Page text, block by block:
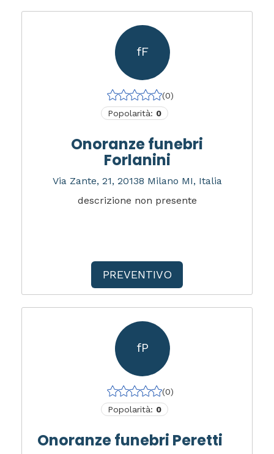
fF
(0)
Popolarità: 0
Onoranze funebri
Forlanini
Via Zante, 21, 20138 Milano MI, Italia
descrizione non presente
PREVENTIVO
fP
(0)
Popolarità: 0
Onoranze funebri Peretti